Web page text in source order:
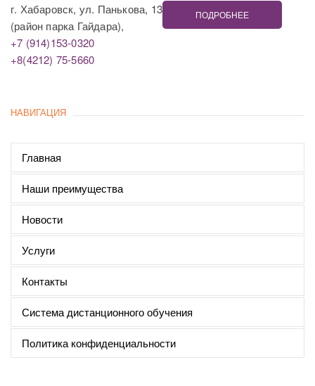
г. Хабаровск, ул. Панькова, 13
(район парка Гайдара),
+7 (914)153-0320
+8(4212) 75-5660
ПОДРОБНЕЕ
НАВИГАЦИЯ
Главная
Наши преимущества
Новости
Услуги
Контакты
Система дистанционного обучения
Политика конфиденциальности